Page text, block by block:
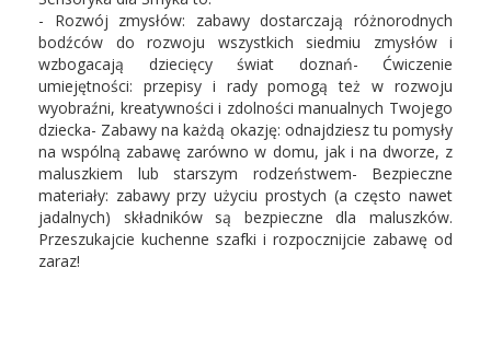
- Rozwój zmysłów: zabawy dostarczają różnorodnych
bodźców do rozwoju wszystkich siedmiu zmysłów i
wzbogacają dziecięcy świat doznań- Ćwiczenie
umiejętności: przepisy i rady pomogą też w rozwoju
wyobraźni, kreatywności i zdolności manualnych Twojego
dziecka- Zabawy na każdą okazję: odnajdziesz tu pomysły
na wspólną zabawę zarówno w domu, jak i na dworze, z
maluszkiem lub starszym rodzeństwem- Bezpieczne
materiały: zabawy przy użyciu prostych (a często nawet
jadalnych) składników są bezpieczne dla maluszków.
Przeszukajcie kuchenne szafki i rozpocznijcie zabawę od
zaraz!